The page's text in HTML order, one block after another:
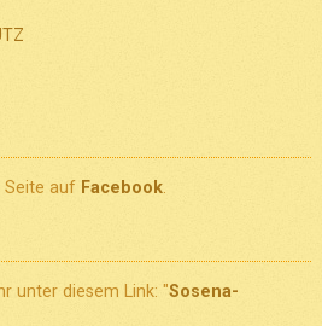
Seite auf Facebook.
unter diesem Link: "Sosena-